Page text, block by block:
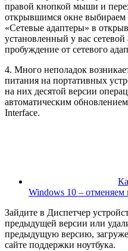
правой кнопкой мыши и
открывшимся окне выбираем
«Сетевые адаптеры» в
установленный у вас
пробуждение от сетевого
4. Много неполадок
питания на портативных
на них десятой версии
автоматическим
Interface.
Windows 10 – отменяем
Зайдите в Диспетчер
предыдущей версии или
предыдущую версию,
сайте поддержки ноутбука.